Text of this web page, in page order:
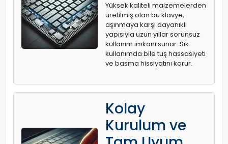
Yüksek kaliteli malzemelerden
üretilmiş olan bu klavye,
aşınmaya karşı dayanıklı
yapısıyla uzun yıllar sorunsuz
kullanım imkanı sunar. Sık
kullanımda bile tuş hassasiyeti
ve basma hissiyatını korur.
Kolay
Kurulum ve